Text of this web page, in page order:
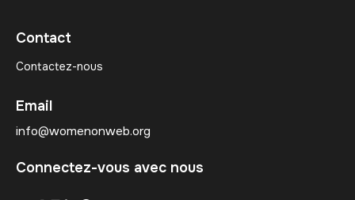
Contact
Contactez-nous
Email
info@womenonweb.org
Connectez-vous avec nous